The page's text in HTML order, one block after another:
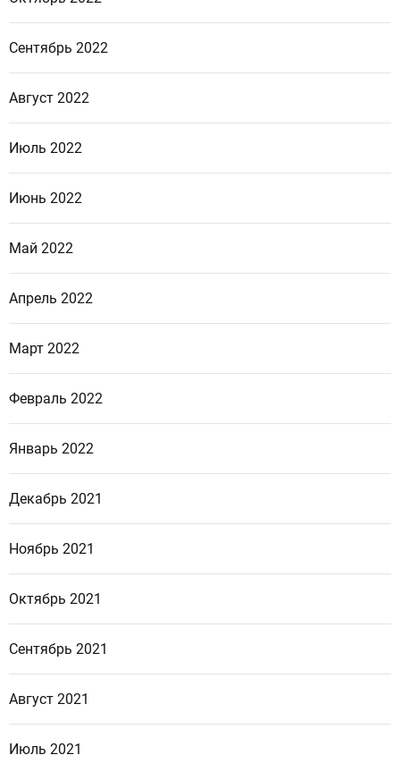
Сентябрь 2022
Август 2022
Июль 2022
Июнь 2022
Май 2022
Апрель 2022
Март 2022
Февраль 2022
Январь 2022
Декабрь 2021
Ноябрь 2021
Октябрь 2021
Сентябрь 2021
Август 2021
Июль 2021